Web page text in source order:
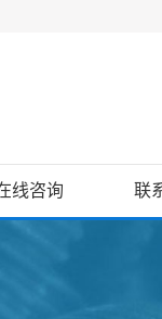
线咨询 联